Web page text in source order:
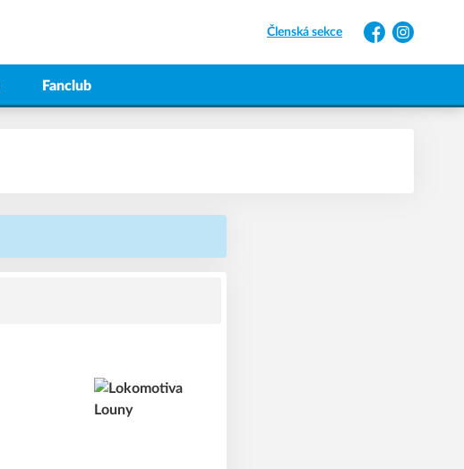
Členská sekce
FacebookInstagram
Fanclub